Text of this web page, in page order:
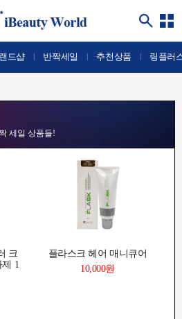
드샵 반짝세일 추천상품 링플러
세일 상품들!
크
제 1
플라스크 헤어 매니큐어
10,000원